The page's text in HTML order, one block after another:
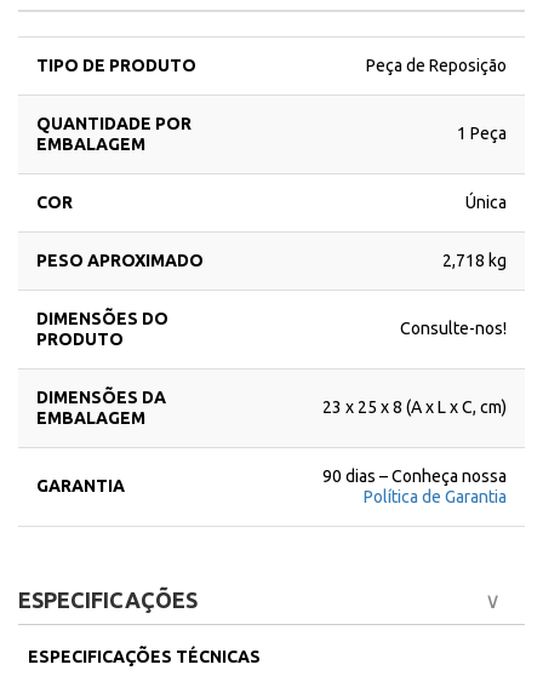
TIPO DE PRODUTO Peça de Reposição
QUANTIDADE POR
EMBALAGEM
1 Peça
COR Única
PESO APROXIMADO 2,718 kg
DIMENSÕES DO
PRODUTO
Consulte-nos!
DIMENSÕES DA
EMBALAGEM
23 x 25 x 8 (A x L x C, cm)
GARANTIA
90 dias – Conheça nossa
Política de Garantia
ESPECIFICAÇÕES
ESPECIFICAÇÕES TÉCNICAS